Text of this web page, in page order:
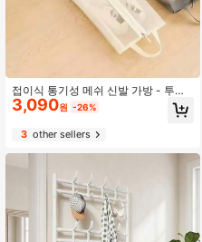
접이식 통기성 메쉬 신발 가방 - 투명
한 시각 디자인, 내구성 있는 폴리에스
터 대용량 신발 가방, 체육관, 여행, 해
변 및 화장품/세면도구 보관에 적합 -
베이지/블랙
3,090원 -26%
3other sellers